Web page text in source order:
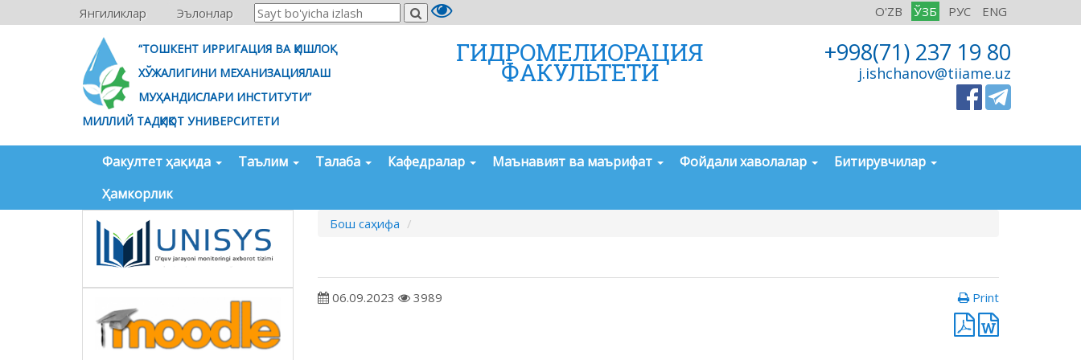
Янгиликлар Эълонлар O'ZB ЎЗБ РУС ENG
“ТОШКЕНТ ИРРИГАЦИЯ ВА ҚИШЛОҚ
ХЎЖАЛИГИНИ МЕХАНИЗАЦИЯЛАШ
МУҲАНДИСЛАРИ ИНСТИТУТИ”
МИЛЛИЙ ТАДҚИҚОТ УНИВЕРСИТЕТИ
ГИДРОМЕЛИОРАЦИЯ
ФАКУЛЬТЕТИ
+998(71) 237 19 80
j.ishchanov@tiiame.uz
Факултет ҳақида Таълим Талаба Кафедралар Маънавият ва маърифат Фойдали хаволалар
Битирувчилар
Ҳамкорлик
Бош саҳифа
06.09.2023 3989 Print